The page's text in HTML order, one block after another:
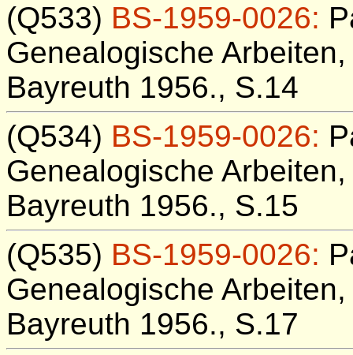
(Q533) BS-1959-0026:
Genealogische
Bayreuth 1956., S.14
(Q534) BS-1959-0026:
Genealogische
Bayreuth 1956., S.15
(Q535) BS-1959-0026:
Genealogische
Bayreuth 1956., S.17